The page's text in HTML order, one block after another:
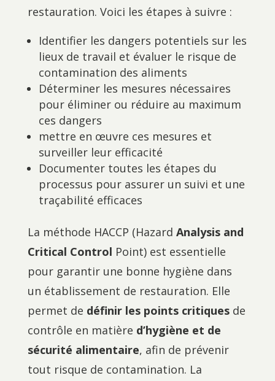
restauration. Voici les étapes à suivre :
Identifier les dangers potentiels sur les
lieux de travail et évaluer le risque de
contamination des aliments
Déterminer les mesures nécessaires
pour éliminer ou réduire au maximum
ces dangers
mettre en œuvre ces mesures et
surveiller leur efficacité
Documenter toutes les étapes du
processus pour assurer un suivi et une
traçabilité efficaces
La méthode HACCP (Hazard Analysis and
Critical Control Point) est essentielle
pour garantir une bonne hygiène dans
un établissement de restauration. Elle
permet de définir les points critiquesde
contrôle en matière d’hygiène et de
sécurité alimentaire, afin de prévenir
tout risque de contamination. La